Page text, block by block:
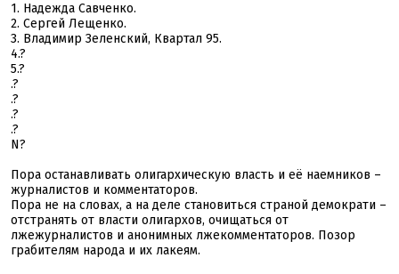
1. Надежда Савченко.
2. Сергей Лещенко.
3. Владимир Зеленский, Квартал 95.
4.?
5.?
.?
.?
.?
.?
N?
Пора останавливать олигархическую власть и её наемников –
журналистов и комментаторов.
Пора не на словах, а на деле становиться страной демократи –
отстранять от власти олигархов, очищаться от
лжежурналистов и анонимных лжекомментаторов. Позор
грабителям народа и их лакеям.